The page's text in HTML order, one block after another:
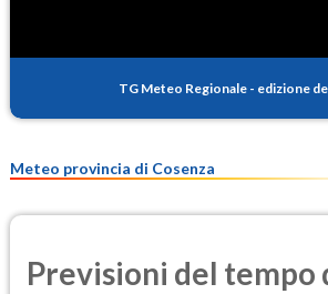
PM25
TG Meteo Regionale - edizione
Meteo provincia di Cosenza
Previsioni del tempo